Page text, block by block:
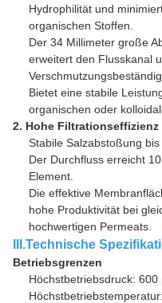
Hydrophilität und
organischen Stoffen.
Der 34 Millimeter große
erweitert den Flusskanal
Bietet eine stabile
organischen oder
2. Hohe
Stabile Salzabstoßung
Der Durchfluss erreicht
Element.
Die effektive
hohe Produktivität bei
hochwertigen Permeats.
III.Technische
Betriebsgrenzen
Höchstbetriebsdruck: 600